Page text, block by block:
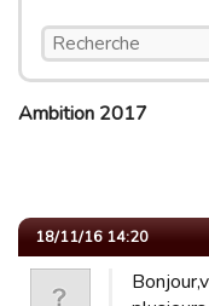
Ambition 2017
18/11/16 14:20